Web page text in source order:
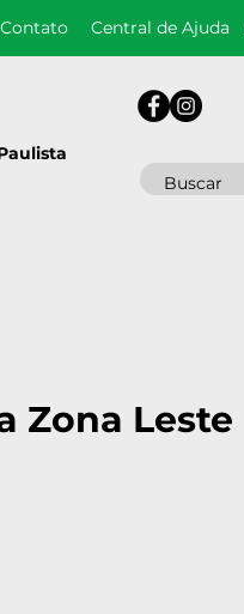
Contato Central de Ajuda
Zona Leste